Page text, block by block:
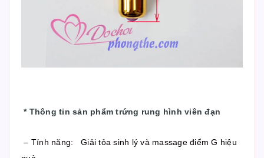
* Thông tin sản phẩm trứng rung hình viên đạn
– Tính năng: Giải tỏa sinh lý và massage điểm G hiệu